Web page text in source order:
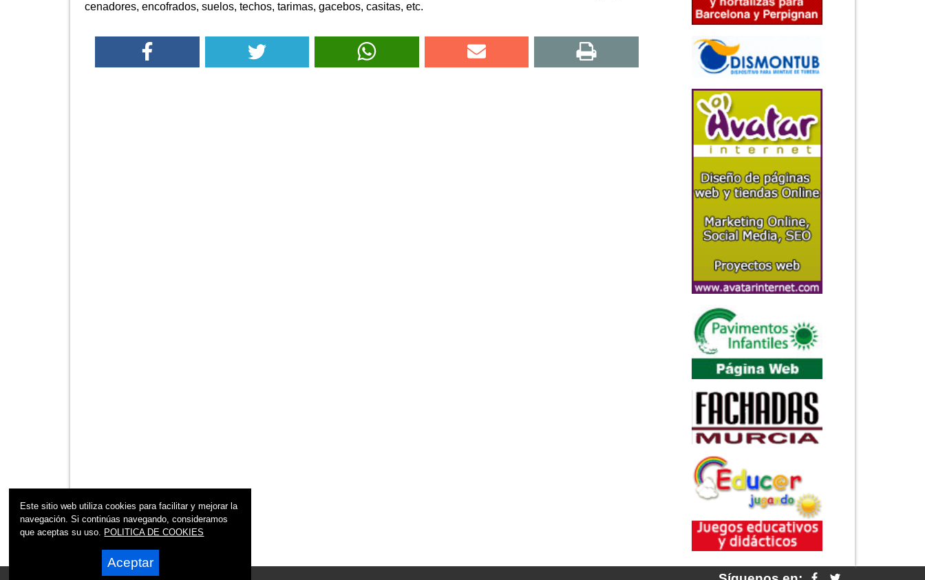
cenadores, encofrados, suelos, techos, tarimas, gacebos, casitas, etc.
Este sitio web utiliza cookies para facilitar y mejorar la
navegación. Si continúas navegando, consideramos
que aceptas su uso. POLITICA DE COOKIES
Aceptar